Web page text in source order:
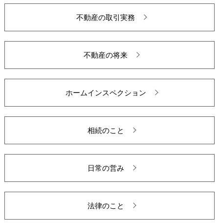
不動産の取引実務
不動産の将来
ホームインスペクション
相続のこと
日常の営み
法律のこと